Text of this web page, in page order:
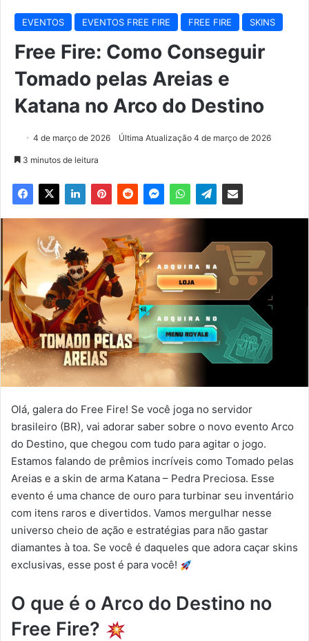
EVENTOS EVENTOS FREE FIRE FREE FIRE SKINS
Free Fire: Como Conseguir
Tomado pelas Areias e
Katana no Arco do Destino
4 de março de 2026 Última Atualização 4 de março de 2026
3 minutos de leitura
Olá, galera do Free Fire! Se você joga no servidor
brasileiro (BR), vai adorar saber sobre o novo evento Arco
do Destino, que chegou com tudo para agitar o jogo.
Estamos falando de prêmios incríveis como Tomado pelas
Areias e a skin de arma Katana – Pedra Preciosa. Esse
evento é uma chance de ouro para turbinar seu inventário
com itens raros e divertidos. Vamos mergulhar nesse
universo cheio de ação e estratégias para não gastar
diamantes à toa. Se você é daqueles que adora caçar skins
exclusivas, esse post é para você!
O que é o Arco do Destino no
Free Fire?